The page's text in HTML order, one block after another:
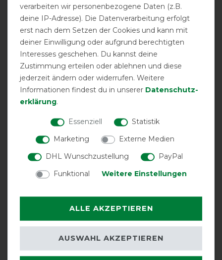
sehr zufrieden mit diesem System.
08.12.2021
Linder entspricht Beschreibung gute Qualität
07.12.2021
passend für unsere Decken
Alles hervorragend
Das Rambo Optimo System ist super, man kann die
Decken umgehend an die stark wechselnde
17.11.2019
noch keine Erfahrung, da die Überdecke durch den
verarbeiten wir personenbezogene Daten (z.B.
deine IP-Adresse). Die Datenverarbeitung erfolgt
erst nach dem Setzen der Cookies und kann mit
deiner Einwilligung oder aufgrund berechtigten
Interesses geschehen. Du kannst deine
Zustimmung erteilen oder ablehnen und diese
jederzeit ändern oder widerrufen. Weitere
Informationen findest du in unserer Daten­schutz­
erklärung.
Essenziell
Statistik
Marketing
Externe Medien
DHL Wunschzustellung
PayPal
Funktional
Weitere Einstellungen
ALLE AKZEPTIEREN
AUSWAHL AKZEPTIEREN